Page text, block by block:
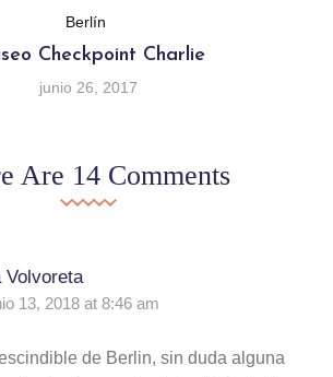
Berlín
Checkpoint Charlie
junio 26, 2017
Are 14 Comments
Volvoreta
13, 2018 at 8:46 am
de Berlin, sin duda alguna